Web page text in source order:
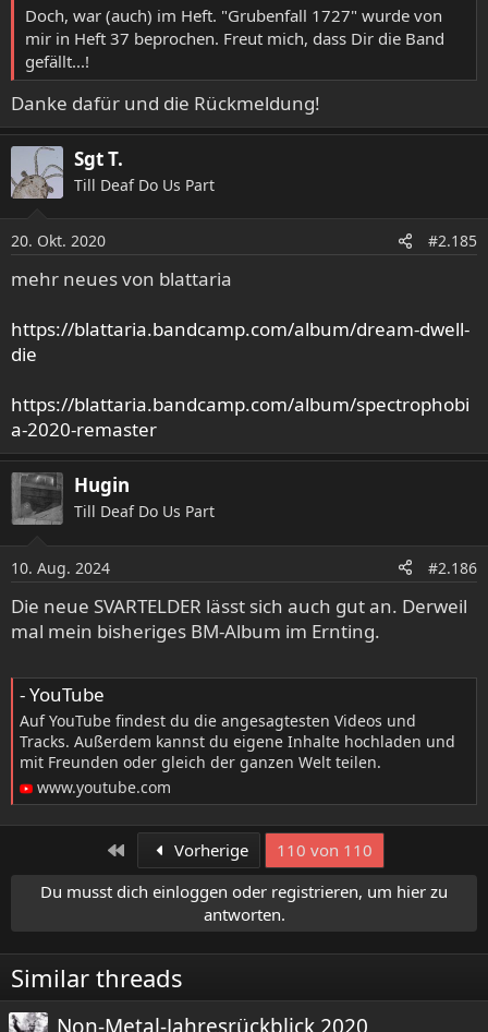
Doch, war (auch) im Heft. "Grubenfall 1727" wurde von
mir in Heft 37 beprochen. Freut mich, dass Dir die Band
gefällt...!
Danke dafür und die Rückmeldung!
Sgt T.
Till Deaf Do Us Part
20. Okt. 2020 #2.185
mehr neues von blattaria
https://blattaria.bandcamp.com/album/dream-dwell-
die
https://blattaria.bandcamp.com/album/spectrophobi
a-2020-remaster
Hugin
Till Deaf Do Us Part
10. Aug. 2024 #2.186
Die neue SVARTELDER lässt sich auch gut an. Derweil
mal mein bisheriges BM-Album im Ernting.
- YouTube
Auf YouTube findest du die angesagtesten Videos und
Tracks. Außerdem kannst du eigene Inhalte hochladen und
mit Freunden oder gleich der ganzen Welt teilen.
www.youtube.com
Erste Vorherige
110 von 110
Du musst dich einloggen oder registrieren, um hier zu
antworten.
Similar threads